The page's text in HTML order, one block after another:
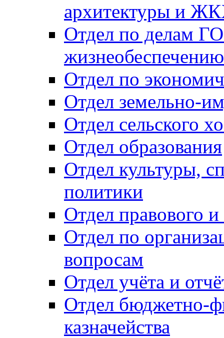
архитектуры и
Отдел по делам
Отдел по
Отдел земельно-
Отдел сельского
Отдел образования
Отдел культуры,
политики
Отдел правового
Отдел по
вопросам
Отдел учёта и
Отдел бюджетно-
казначейства